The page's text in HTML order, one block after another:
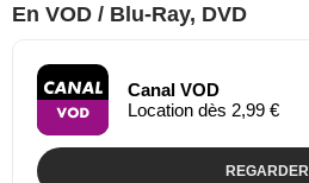
En VOD / Blu-Ray, DVD
Canal VOD
Location dès 2,99 €
REGARDER